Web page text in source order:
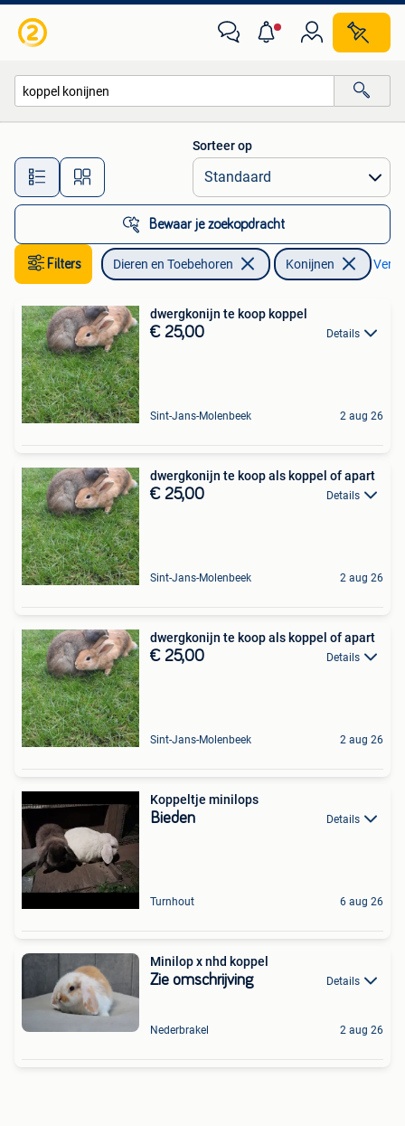
Alle afstanden…
Sorteer op
Bewaar je zoekopdracht
Filters Dieren en Toebehoren Konijnen
dwergkonijn te koop koppel
€ 25,00 Details
Sint-Jans-Molenbeek 2 aug 26
dwergkonijn te koop als koppel of apart
€ 25,00 Details
Sint-Jans-Molenbeek 2 aug 26
dwergkonijn te koop als koppel of apart
€ 25,00 Details
Sint-Jans-Molenbeek 2 aug 26
Koppeltje minilops
Bieden Details
Turnhout 6 aug 26
Minilop x nhd koppel
Zie omschrijving Details
Nederbrakel 2 aug 26